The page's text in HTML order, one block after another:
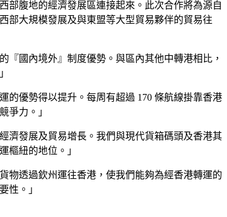
部腹地的經濟發展區連接起來。此次合作將為源自
部大規模發展及與東盟等大型貿易夥伴的貿易往
國內境外』制度優勢。與區內其他中轉港相比，
的優勢得以提升。每周有超過 170 條航線掛靠香港
爭力。」
濟發展及貿易增長。我們與現代貨箱碼頭及香港其
樞紐的地位。」
物透過欽州運往香港，使我們能夠為經香港轉運的
性。」